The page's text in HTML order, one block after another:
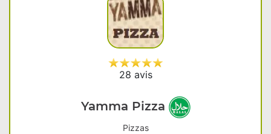
28 avis
Yamma Pizza
Pizzas